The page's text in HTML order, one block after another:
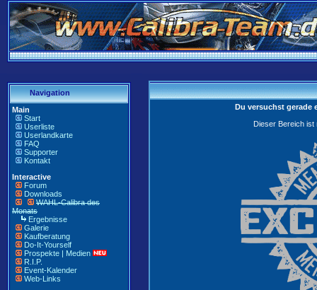
Navigation
Main
Start
Userliste
Userlandkarte
FAQ
Supporter
Kontakt
Interactive
Forum
Downloads
WAHL-Calibra des
Monats
Ergebnisse
Galerie
Kaufberatung
Do-It-Yourself
Prospekte | Medien
R.I.P.
Event-Kalender
Web-Links
Du versuchst gerade
Dieser Bereich ist